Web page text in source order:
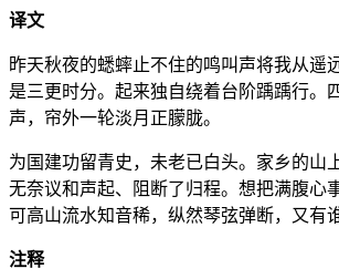
译文
昨天秋夜的蟋蟀止不住的鸣叫声将我从遥
是三更时分。起来独自绕着台阶踽踽行。
声，帘外一轮淡月正朦胧。
为国建功留青史，未老已白头。家乡的山
无奈议和声起、阻断了归程。想把满腹心
可高山流水知音稀，纵然琴弦弹断，又有
注释